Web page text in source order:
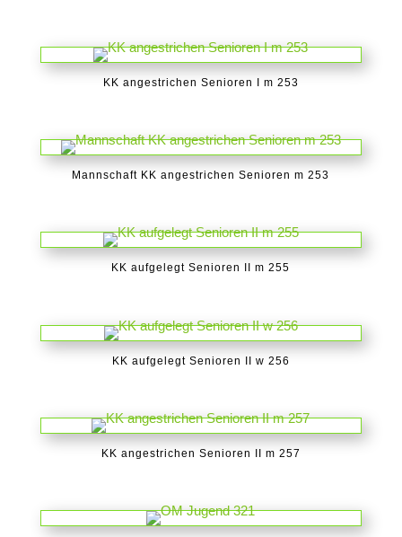
KK angestrichen Senioren I m 253
Mannschaft KK angestrichen Senioren m 253
KK aufgelegt Senioren II m 255
KK aufgelegt Senioren II w 256
KK angestrichen Senioren II m 257